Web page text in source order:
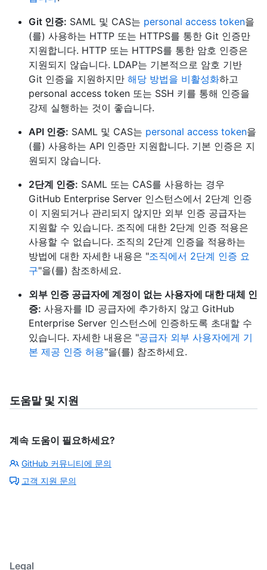
Git 인증: SAML 및 CAS는 personal access token을
(를) 사용하는 HTTP 또는 HTTPS를 통한 Git 인증만
지원합니다. HTTP 또는 HTTPS를 통한 암호 인증은
지원되지 않습니다. LDAP는 기본적으로 암호 기반
Git 인증을 지원하지만 해당 방법을 비활성화하고
personal access token 또는 SSH 키를 통해 인증을
강제 실행하는 것이 좋습니다.
API 인증: SAML 및 CAS는 personal access token을
(를) 사용하는 API 인증만 지원합니다. 기본 인증은 지
원되지 않습니다.
2단계 인증: SAML 또는 CAS를 사용하는 경우
GitHub Enterprise Server 인스턴스에서 2단계 인증
이 지원되거나 관리되지 않지만 외부 인증 공급자는
지원할 수 있습니다. 조직에 대한 2단계 인증 적용은
사용할 수 없습니다. 조직의 2단계 인증을 적용하는
방법에 대한 자세한 내용은 "조직에서 2단계 인증 요
구"을(를) 참조하세요.
외부 인증 공급자에 계정이 없는 사용자에 대한 대체 인
증: 사용자를 ID 공급자에 추가하지 않고 GitHub
Enterprise Server 인스턴스에 인증하도록 초대할 수
있습니다. 자세한 내용은 "공급자 외부 사용자에게 기
본 제공 인증 허용"을(를) 참조하세요.
도움말 및 지원
계속 도움이 필요하세요?
GitHub 커뮤니티에 문의
고객 지원 문의
Legal